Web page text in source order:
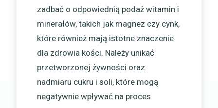
zadbać o odpowiednią podaż witamin i
minerałów, takich jak magnez czy cynk,
które również mają istotne znaczenie
dla zdrowia kości. Należy unikać
przetworzonej żywności oraz
nadmiaru cukru i soli, które mogą
negatywnie wpływać na proces